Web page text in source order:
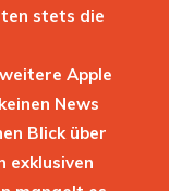
stets die
Apple
News
Blick über
exklusiven